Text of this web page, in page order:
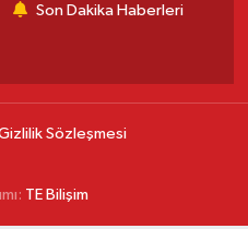
Son Dakika Haberleri
Sözleşmesi
TE Bilişim